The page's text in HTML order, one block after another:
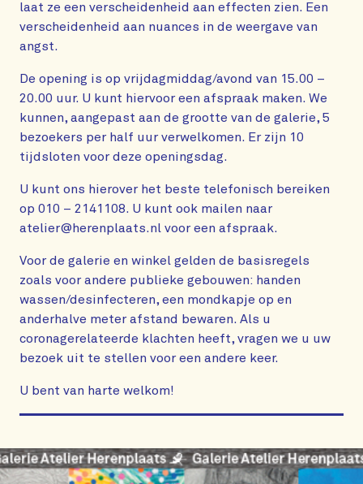
laat ze een verscheidenheid aan effecten zien. Een
verscheidenheid aan nuances in de weergave van
angst.
De opening is op vrijdagmiddag/avond van 15.00 –
20.00 uur. U kunt hiervoor een afspraak maken. We
kunnen, aangepast aan de grootte van de galerie, 5
bezoekers per half uur verwelkomen. Er zijn 10
tijdsloten voor deze openingsdag.
U kunt ons hierover het beste telefonisch bereiken
op 010 – 2141108. U kunt ook mailen naar
atelier@herenplaats.nl voor een afspraak.
Voor de galerie en winkel gelden de basisregels
zoals voor andere publieke gebouwen: handen
wassen/desinfecteren, een mondkapje op en
anderhalve meter afstand bewaren. Als u
coronagerelateerde klachten heeft, vragen we u uw
bezoek uit te stellen voor een andere keer.
U bent van harte welkom!